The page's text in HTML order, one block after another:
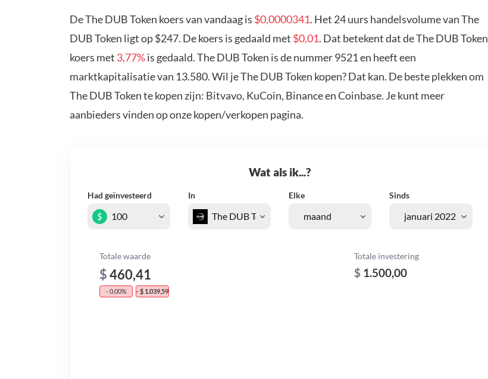
De The DUB Token koers van vandaag is $0,0000341. Het 24 uurs handelsvolume van The
DUB Token ligt op $247. De koers is gedaald met $0,01. Dat betekent dat de The DUB Token
koers met 3,77%is gedaald. The DUB Token is de nummer 9521 en heeft een
marktkapitalisatie van 13.580. Wil je The DUB Token kopen? Dat kan. De beste plekken om
The DUB Token te kopen zijn: Bitvavo, KuCoin, Binance en Coinbase. Je kunt meer
aanbieders vinden op onze kopen/verkopen pagina.
Wat als ik...?
Had geïnvesteerd In Elke Sinds
$
Totale waarde
$460,41
- 0,00% - $ 1.039,59
Totale investering
$ 1.500,00